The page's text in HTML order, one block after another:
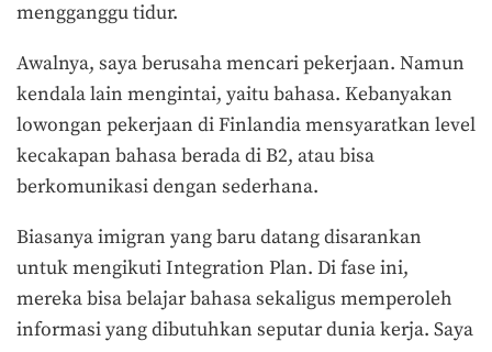
mengganggu tidur.
Awalnya, saya berusaha mencari pekerjaan. Namun
kendala lain mengintai, yaitu bahasa. Kebanyakan
lowongan pekerjaan di Finlandia mensyaratkan level
kecakapan bahasa berada di B2, atau bisa
berkomunikasi dengan sederhana.
Biasanya imigran yang baru datang disarankan
untuk mengikuti Integration Plan. Di fase ini,
mereka bisa belajar bahasa sekaligus memperoleh
informasi yang dibutuhkan seputar dunia kerja. Saya